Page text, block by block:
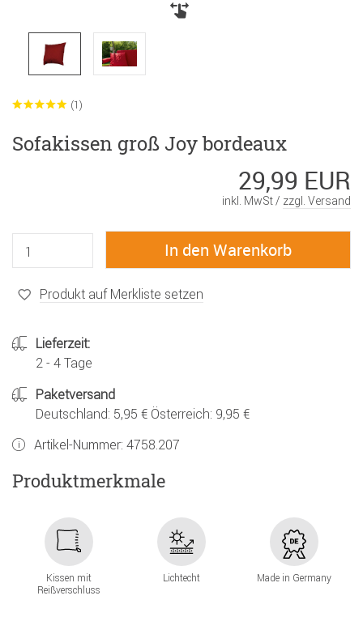
(1)
Sofakissen groß Joy bordeaux
29,99 EUR
inkl. MwSt / zzgl. Versand
Produkt auf Merkliste setzen
Lieferzeit:
2 - 4 Tage
Paketversand
Deutschland: 5,95 € Österreich: 9,95 €
Artikel-Nummer: 4758.207
Produktmerkmale
Kissen mit
Reißverschluss
Lichtecht Made in Germany